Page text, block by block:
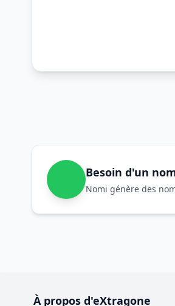
Besoin d'un
Nomi génère des
À propos d'eXtragone